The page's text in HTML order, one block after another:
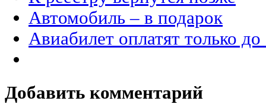
Автомобиль – в подарок
Авиабилет оплатят только
Добавить комментарий